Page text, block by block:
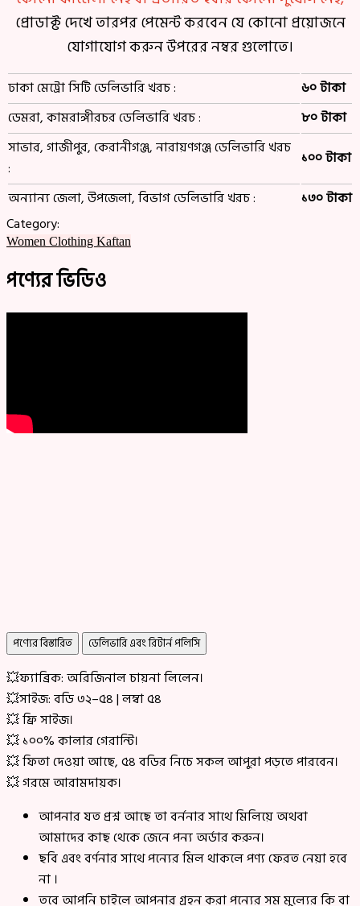
প্রোডাক্ট দেখে তারপর পেমেন্ট করবেন যে কোনো প্রয়োজনে
যোগাযোগ করুন উপরের নম্বর গুলোতে।
ঢাকা মেট্রো সিটি ডেলিভারি খরচ :
৬০ টাকা
ডেমরা, কামরাঙ্গীরচর ডেলিভারি খরচ :
৮০ টাকা
সাভার, গাজীপুর, কেরানীগঞ্জ, নারায়ণগঞ্জ ডেলিভারি খরচ
:
১০০ টাকা
অন্যান্য জেলা, উপজেলা, বিভাগ ডেলিভারি খরচ :
১৩০ টাকা
Category:
Women Clothing Kaftan
পণ্যের ভিডিও
পণ্যের বিস্তারিত ডেলিভারি এবং রিটার্ন পলিসি
💥ফ্যাব্রিক: অরিজিনাল চায়না লিলেন।
💥সাইজ: বডি ৩২–৫৪ | লম্বা ৫৪
💥 ফ্রি সাইজ।
💥 ১০০% কালার গেরান্টি।
💥 ফিতা দেওয়া আছে, ৫৪ বডির নিচে সকল আপুরা পড়তে পারবেন।
💥 গরমে আরামদায়ক।
আপনার যত প্রশ্ন আছে তা বর্ননার সাথে মিলিয়ে অথবা
আমাদের কাছ থেকে জেনে পন্য অর্ডার করুন।
ছবি এবং বর্ণনার সাথে পন্যের মিল থাকলে পণ্য ফেরত নেয়া হবে
না ।
তবে আপনি চাইলে আপনার গ্রহন করা পন্যের সম মুল্যের কি বা